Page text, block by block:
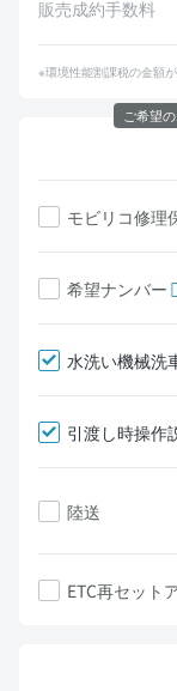
販売成約手数料
※環境性能割課税の金額
モビリコ修理
希望ナンバー
水洗い機械洗
引渡し時操作
陸送
ETC再セット
ご希望